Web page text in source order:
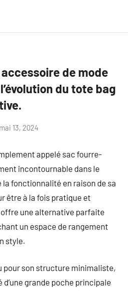
de mode
du tote bag
mai 13, 2024
appelé sac fourre-
incontournable dans le
la fonctionnalité en raison de sa
être à la fois pratique et
une alternative parfaite
un espace de rangement
style.
pour son structure minimaliste,
grande poche principale